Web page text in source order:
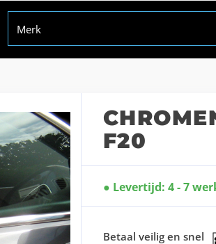
Merk
F20
Levertijd: 4 - 7
Betaal veilig en snel